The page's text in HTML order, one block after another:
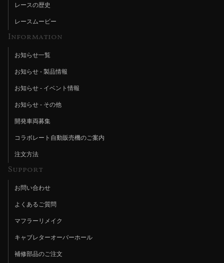
レースの歴史
レースムービー
Information
お知らせ一覧
お知らせ - 製品情報
お知らせ - イベント情報
お知らせ - その他
開発車両募集
コラボレート自動販売機のご案内
注文方法
Support
お問い合わせ
よくあるご質問
マフラーリメイク
キャブレターオーバーホール
補修部品のご注文